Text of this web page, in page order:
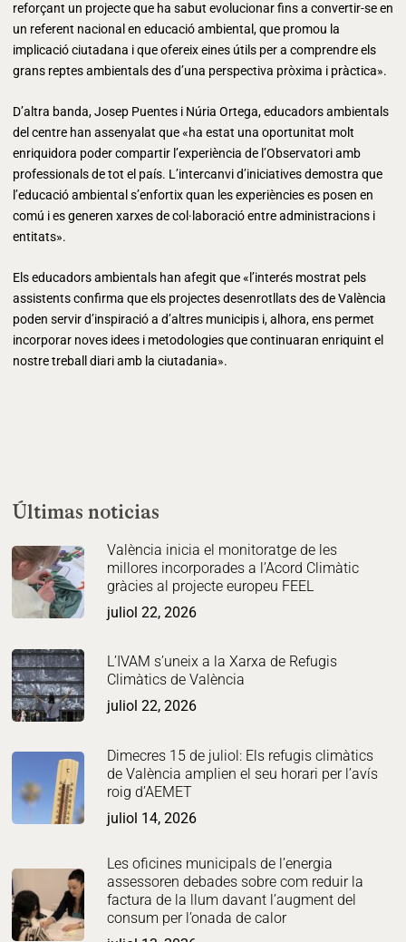
reforçant un projecte que ha sabut evolucionar fins a convertir-se en
un referent nacional en educació ambiental, que promou la
implicació ciutadana i que ofereix eines útils per a comprendre els
grans reptes ambientals des d’una perspectiva pròxima i pràctica».
D’altra banda, Josep Puentes i Núria Ortega, educadors ambientals
del centre han assenyalat que «ha estat una oportunitat molt
enriquidora poder compartir l’experiència de l’Observatori amb
professionals de tot el país. L’intercanvi d’iniciatives demostra que
l’educació ambiental s’enfortix quan les experiències es posen en
comú i es generen xarxes de col·laboració entre administracions i
entitats».
Els educadors ambientals han afegit que «l’interés mostrat pels
assistents confirma que els projectes desenrotllats des de València
poden servir d’inspiració a d’altres municipis i, alhora, ens permet
incorporar noves idees i metodologies que continuaran enriquint el
nostre treball diari amb la ciutadania».
Últimas noticias
València inicia el monitoratge de les
millores incorporades a l’Acord Climàtic
gràcies al projecte europeu FEEL
juliol 22, 2026
L’IVAM s’uneix a la Xarxa de Refugis
Climàtics de València
juliol 22, 2026
Dimecres 15 de juliol: Els refugis climàtics
de València amplien el seu horari per l’avís
roig d’AEMET
juliol 14, 2026
Les oficines municipals de l’energia
assessoren debades sobre com reduir la
factura de la llum davant l’augment del
consum per l’onada de calor